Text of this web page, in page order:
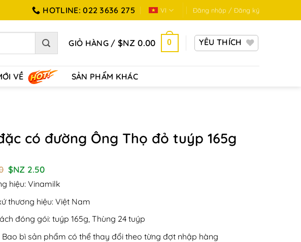
HOTLINE: 022 3636 275 VI Đăng nhập / Đăng ký
GIỎ HÀNG / $NZ0.00 0 YÊU THÍCH
VỀ SẢN PHẨM KHÁC
có đường Ông Thọ đỏ tuýp 165g
Giá
gốc
là:
3.00.
$NZ 2.50Giá
tại
$NZ
2.50.
hiệu: Vinamilk
thương hiệu: Việt Nam
đóng gói: tuýp 165g, Thùng 24 tuýp
Bao bì sản phẩm có thể thay đổi theo từng đợt nhập hàng